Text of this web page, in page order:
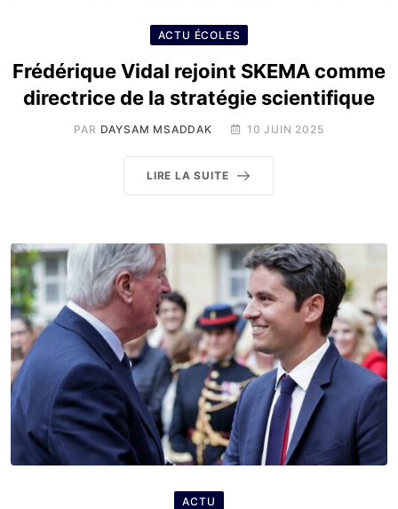
ACTU ÉCOLES
Frédérique Vidal rejoint SKEMA comme
directrice de la stratégie scientifique
PAR DAYSAM MSADDAK 10 JUIN 2025
LIRE LA SUITE
ACTU